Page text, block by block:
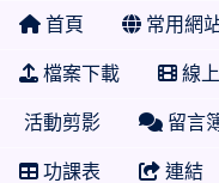
首頁 常用網
檔案下載 線
活動剪影 留言
功課表 連結